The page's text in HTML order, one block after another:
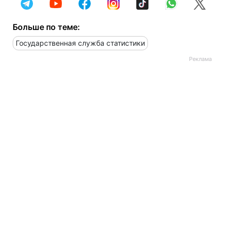
Больше по теме:
Государственная служба статистики